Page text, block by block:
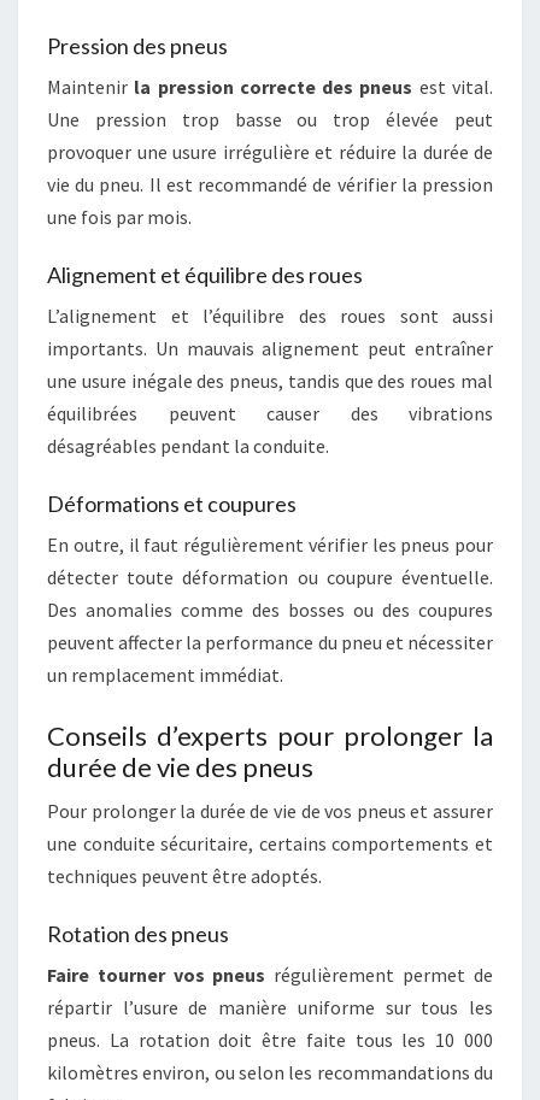
Pression des pneus
Maintenir la pression correcte des pneus est vital.
Une pression trop basse ou trop élevée peut
provoquer une usure irrégulière et réduire la durée de
vie du pneu. Il est recommandé de vérifier la pression
une fois par mois.
Alignement et équilibre des roues
L’alignement et l’équilibre des roues sont aussi
importants. Un mauvais alignement peut entraîner
une usure inégale des pneus, tandis que des roues mal
équilibrées peuvent causer des vibrations
désagréables pendant la conduite.
Déformations et coupures
En outre, il faut régulièrement vérifier les pneus pour
détecter toute déformation ou coupure éventuelle.
Des anomalies comme des bosses ou des coupures
peuvent affecter la performance du pneu et nécessiter
un remplacement immédiat.
Conseils d’experts pour prolonger la
durée de vie des pneus
Pour prolonger la durée de vie de vos pneus et assurer
une conduite sécuritaire, certains comportements et
techniques peuvent être adoptés.
Rotation des pneus
Faire tourner vos pneus régulièrement permet de
répartir l’usure de manière uniforme sur tous les
pneus. La rotation doit être faite tous les 10 000
kilomètres environ, ou selon les recommandations du